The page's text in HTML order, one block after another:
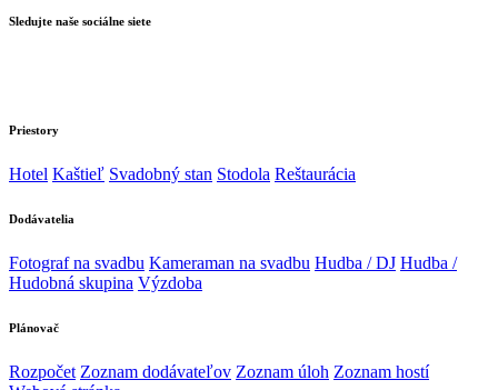
Sledujte naše sociálne siete
Priestory
Hotel Kaštieľ Svadobný stan Stodola Reštaurácia
Dodávatelia
Fotograf na svadbu Kameraman na svadbu Hudba / DJ Hudba /
Hudobná skupina Výzdoba
Plánovač
Rozpočet Zoznam dodávateľov Zoznam úloh Zoznam hostí